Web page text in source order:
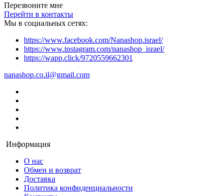
Перезвоните мне
Перейти в контакты
Мы в социальных сетях:
https://www.facebook.com/Nanashop.israel/
https://www.instagram.com/nanashop_israel/
https://wapp.click/9720559662301
nanashop.co.il@gmail.com
Информация
О нас
Обмен и возврат
Доставка
Политика конфиденциальности